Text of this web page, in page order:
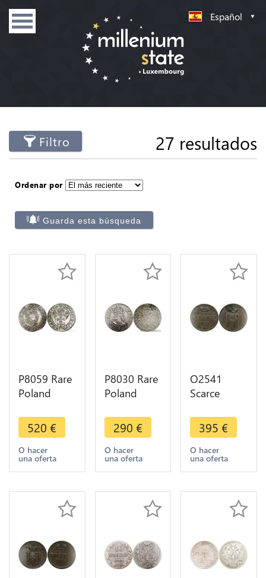
Español
Filtro 27 resultados
Ordenar por
Guarda esta búsqueda
P8059 Rare
Poland
Gdańsk
Grosz
Sigismund I
the Old
Silver
520 €
O hacer
una oferta
P8030 Rare
Poland
Groschen
Sigismund I
Stary 1534
Toru Silver
290 €
O hacer
una oferta
O2541
Scarce
Deneschka
Denga 1/2
Kopeck
Nikolaus I
Warsaw Au
395 €
O hacer
una oferta